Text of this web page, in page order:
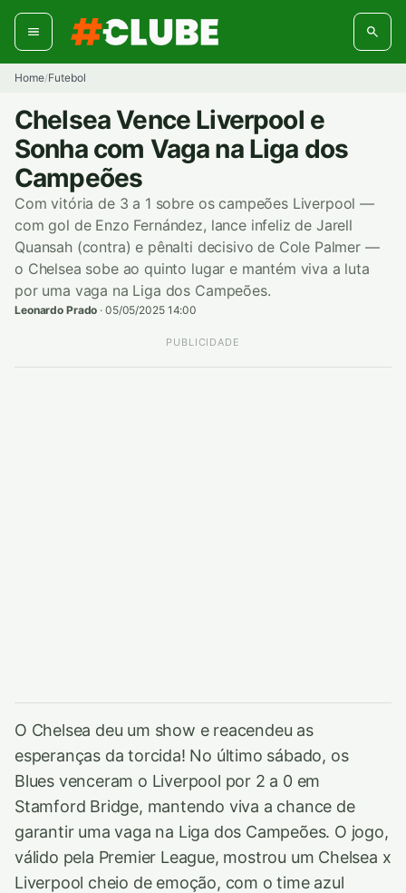
Pular
para
conteúdo
Home/Futebol
Chelsea Vence Liverpool e
Sonha com Vaga na Liga dos
Campeões
Com vitória de 3 a 1 sobre os campeões Liverpool —
com gol de Enzo Fernández, lance infeliz de Jarell
Quansah (contra) e pênalti decisivo de Cole Palmer —
o Chelsea sobe ao quinto lugar e mantém viva a luta
por uma vaga na Liga dos Campeões.
Leonardo Prado · 05/05/2025 14:00
PUBLICIDADE
O Chelsea deu um show e reacendeu as
esperanças da torcida! No último sábado, os
Blues venceram o Liverpool por 2 a 0 em
Stamford Bridge, mantendo viva a chance de
garantir uma vaga na Liga dos Campeões. O jogo,
válido pela Premier League, mostrou um Chelsea x
Liverpool cheio de emoção, com o time azul